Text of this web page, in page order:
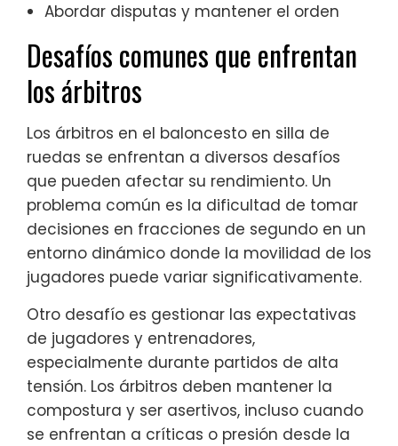
Abordar disputas y mantener el orden
Desafíos comunes que enfrentan
los árbitros
Los árbitros en el baloncesto en silla de
ruedas se enfrentan a diversos desafíos
que pueden afectar su rendimiento. Un
problema común es la dificultad de tomar
decisiones en fracciones de segundo en un
entorno dinámico donde la movilidad de los
jugadores puede variar significativamente.
Otro desafío es gestionar las expectativas
de jugadores y entrenadores,
especialmente durante partidos de alta
tensión. Los árbitros deben mantener la
compostura y ser asertivos, incluso cuando
se enfrentan a críticas o presión desde la